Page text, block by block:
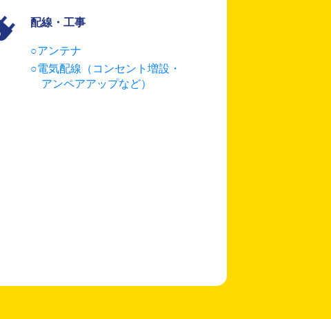
配線・工事
アンテナ
電気配線（コンセント増設・
アンペアアップなど）